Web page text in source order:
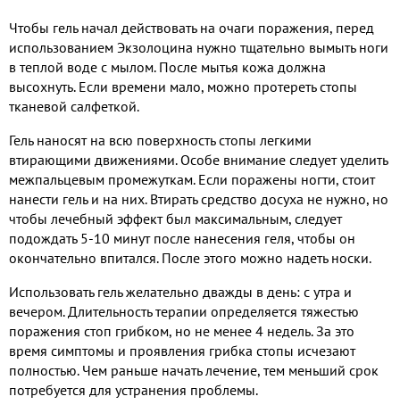
Чтобы гель начал действовать на очаги поражения, перед
использованием Экзолоцина нужно тщательно вымыть ноги
в теплой воде с мылом. После мытья кожа должна
высохнуть. Если времени мало, можно протереть стопы
тканевой салфеткой.
Гель наносят на всю поверхность стопы легкими
втирающими движениями. Особе внимание следует уделить
межпальцевым промежуткам. Если поражены ногти, стоит
нанести гель и на них. Втирать средство досуха не нужно, но
чтобы лечебный эффект был максимальным, следует
подождать 5-10 минут после нанесения геля, чтобы он
окончательно впитался. После этого можно надеть носки.
Использовать гель желательно дважды в день: с утра и
вечером. Длительность терапии определяется тяжестью
поражения стоп грибком, но не менее 4 недель. За это
время симптомы и проявления грибка стопы исчезают
полностью. Чем раньше начать лечение, тем меньший срок
потребуется для устранения проблемы.